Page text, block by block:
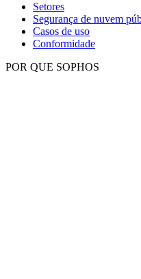
Setores
Segurança de nuvem
Casos de uso
Conformidade
POR QUE SOPHOS